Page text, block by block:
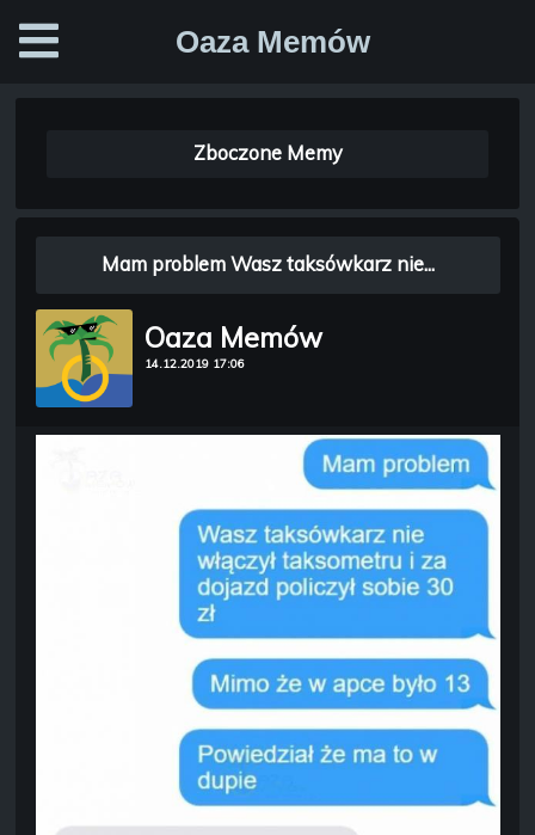
Oaza Memów
Zboczone Memy
Oaza Memów
14.12.2019 17:06
Mam problem Wasz taksówkarz nie...